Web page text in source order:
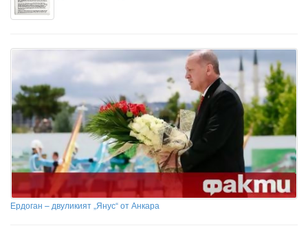
Ердоган – двуликият „Янус“ от Анкара